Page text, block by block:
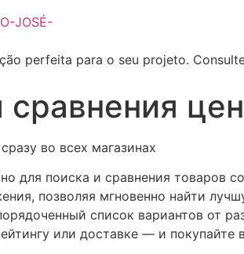
perfeita para o seu projeto.
во всех магазинах
для поиска и сравнения товаров
позволяя мгновенно найти
список вариантов от
или доставке — и покупайте